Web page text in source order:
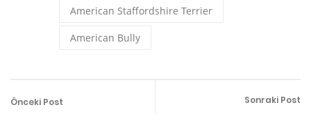
American Staffordshire Terrier
American Bully
Önceki Post Sonraki Post